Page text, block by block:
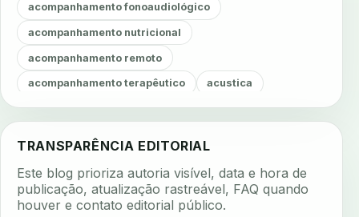
acompanhamento fonoaudiológico
acompanhamento nutricional
acompanhamento remoto
acompanhamento terapêutico acustica
acustica clinica adesao adesao ao tratamento
aerossois agenda agenda clinica
agenda inteligente agenda odontologica
TRANSPARÊNCIA EDITORIAL
Este blog prioriza autoria visível, data e hora de
publicação, atualização rastreável, FAQ quando
houver e contato editorial público.